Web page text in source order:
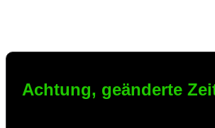
Achtung, geänderte